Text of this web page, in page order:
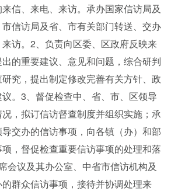
信、来电、来访。承办国家信访局及
信访局及省、市有关部门转送、交办
访。2、负责向区委、区政府反映来
的重要建议、意见和问题，综合研判
究，提出制定修改完善有关方针、政
。3、督促检查中、省、市、区领导
，拟订信访督查制度并组织实施；承
交办的信访事项，向各镇（办）和部
，督促检查重要信访事项的处理和落
会议及其办公室、中省市信访机构及
群众信访事项，接待并协调处理来